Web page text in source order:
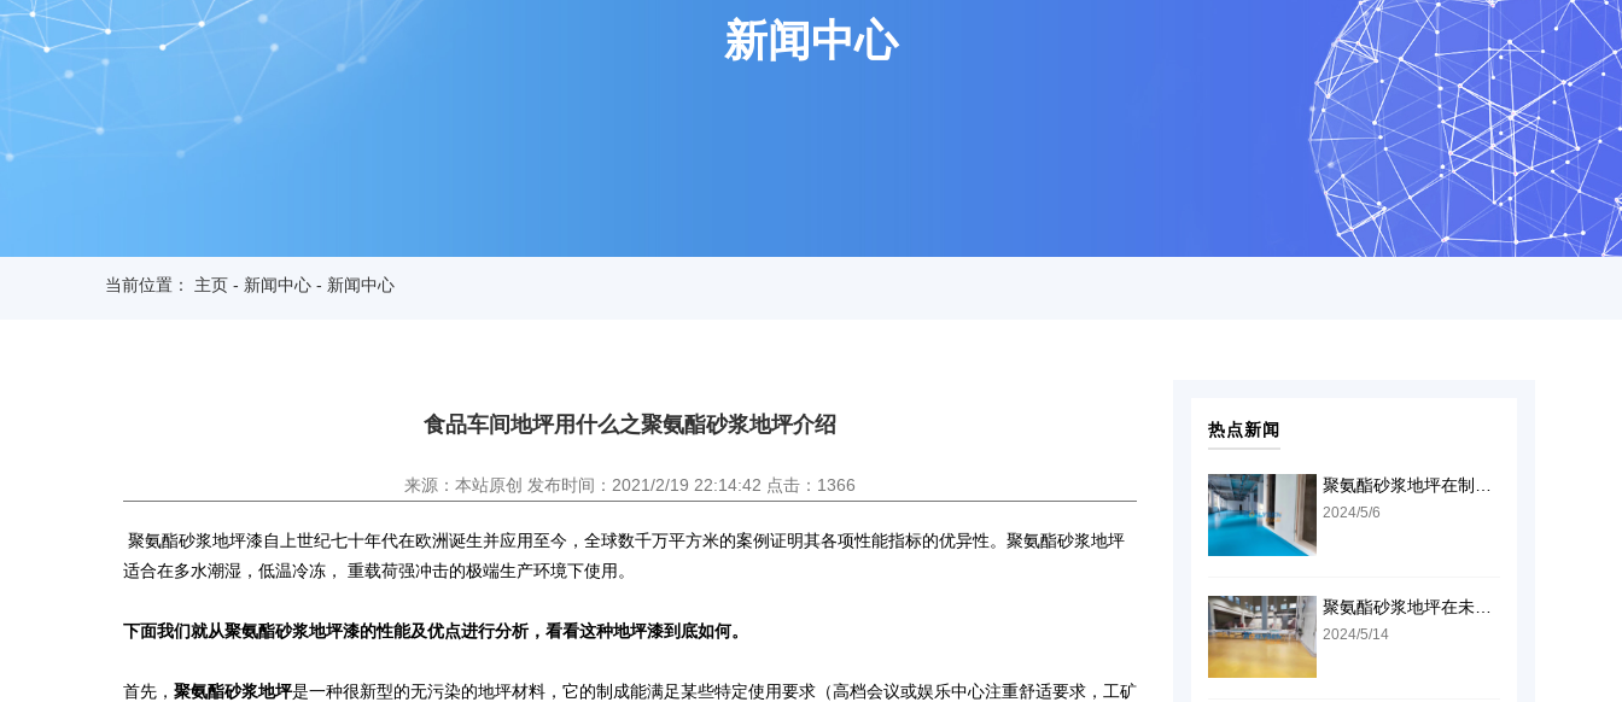
新闻中心
当前位置： 主页 - 新闻中心 - 新闻中心
食品车间地坪用什么之聚氨酯砂浆地坪介绍
来源：本站原创 发布时间：2021/2/19 22:14:42 点击：1366
聚氨酯砂浆地坪漆自上世纪七十年代在欧洲诞生并应用至今，全球数千万平方米的案例证明其各项性能指标的优异性。聚氨酯砂浆地坪
适合在多水潮湿，低温冷冻， 重载荷强冲击的极端生产环境下使用。
下面我们就从聚氨酯砂浆地坪漆的性能及优点进行分析，看看这种地坪漆到底如何。
首先， 聚氨酯砂浆地坪是一种很新型的无污染的地坪材料，它的制成能满足某些特定使用要求（高档会议或娱乐中心注重舒适要求，工矿
热点新闻
2024/5/6
2024/5/14